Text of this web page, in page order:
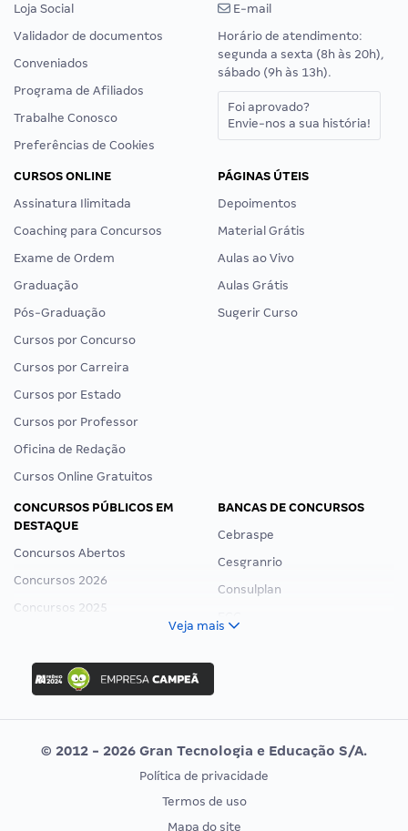
Loja Social
Validador de documentos
Conveniados
Programa de Afiliados
Trabalhe Conosco
Preferências de Cookies
E-mail
Horário de atendimento:
segunda a sexta (8h às 20h),
sábado (9h às 13h).
Foi aprovado?
Envie-nos a sua história!
CURSOS ONLINE
Assinatura Ilimitada
Coaching para Concursos
Exame de Ordem
Graduação
Pós-Graduação
Cursos por Concurso
Cursos por Carreira
Cursos por Estado
Cursos por Professor
Oficina de Redação
Cursos Online Gratuitos
PÁGINAS ÚTEIS
Depoimentos
Material Grátis
Aulas ao Vivo
Aulas Grátis
Sugerir Curso
CONCURSOS PÚBLICOS EM
DESTAQUE
Concursos Abertos
Concursos 2026
Concursos 2025
Concurso Ibama
Concurso MPU
Editais publicados
BANCAS DE CONCURSOS
Cebraspe
Cesgranrio
Consulplan
Vunesp
CONCURSOS POR PROFISSÃO
EXAME DE ORDEM
Veja mais
© 2012 - 2026 Gran Tecnologia e Educação S/A.
Política de privacidade
Termos de uso
Mapa do site